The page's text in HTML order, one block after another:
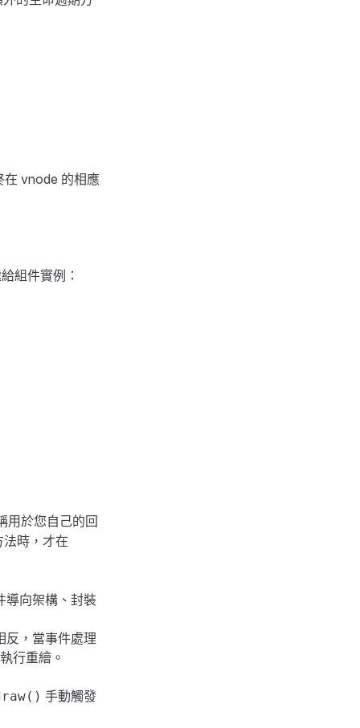
在 vnode 的相應
組件實例：
用於您自己的回
時，才在
導向架構、封裝
反，當事件處理
行重繪。
手動觸發